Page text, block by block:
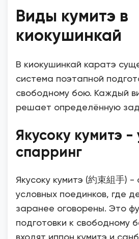
Виды кумитэ в
киокушинкай
В киокушинкай каратэ
система поэтапной
свободному бою. Каждый
решает определённую
Якусоку кумитэ -
спарринг
Якусоку кумитэ (約束組手)
условных поединков, где
заранее оговорены. Это
подготовки к свободному
входят иппон кумитэ и